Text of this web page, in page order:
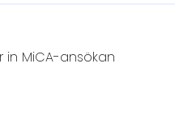
in MiCA-ansökan